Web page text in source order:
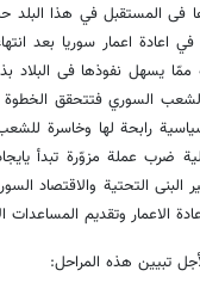
فى المستقبل في هذا البلد
اعادة اعمار سوريا بعد
ممّا يسهل نفوذها فى البلاد
السوري فتتحقق الخطوة
رابحة لها وخاسرة
ضرب عملة مزوّرة تبدأ
البنى التحتية والاقتصاد
الاعمار وتقديم المساعدات
تبيين هذه المراحل: